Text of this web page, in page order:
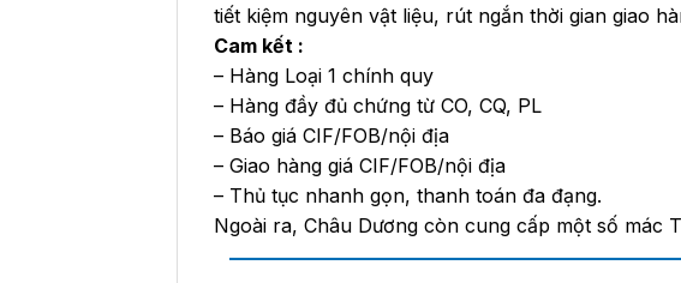
tiết kiệm nguyên vật liệu, rút ngắn thời gian giao
Cam kết :
– Hàng Loại 1 chính quy
– Hàng đầy đủ chứng từ CO, CQ, PL
– Báo giá CIF/FOB/nội địa
– Giao hàng giá CIF/FOB/nội địa
– Thủ tục nhanh gọn, thanh toán đa đạng.
Ngoài ra, Châu Dương còn cung cấp một số mác